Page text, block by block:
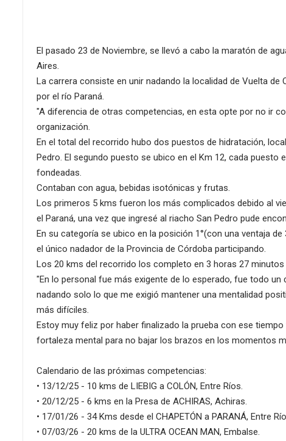
El pasado 23 de Noviembre, se llevó a cabo la maratón de
Aires.
La carrera consiste en unir nadando la localidad de Vuelta de
por el río Paraná.
"A diferencia de otras competencias, en esta opte por no ir
organización.
En el total del recorrido hubo dos puestos de hidratación,
Pedro. El segundo puesto se ubico en el Km 12, cada
fondeadas.
Contaban con agua, bebidas isotónicas y frutas.
Los primeros 5 kms fueron los más complicados debido al
el Paraná, una vez que ingresé al riacho San Pedro pude
En su categoría se ubico en la posición 1°(con una ventaja
el único nadador de la Provincia de Córdoba participando.
Los 20 kms del recorrido los completo en 3 horas 27 minutos
"En lo personal fue más exigente de lo esperado, fue todo
nadando solo lo que me exigió mantener una mentalidad
más difíciles.
Estoy muy feliz por haber finalizado la prueba con ese
fortaleza mental para no bajar los brazos en los momentos
Calendario de las próximas competencias:
• 13/12/25 - 10 kms de LIEBIG a COLÓN, Entre Ríos.
• 20/12/25 - 6 kms en la Presa de ACHIRAS, Achiras.
• 17/01/26 - 34 Kms desde el CHAPETÓN a PARANÁ, Entre
• 07/03/26 - 20 kms de la ULTRA OCEAN MAN, Embalse.